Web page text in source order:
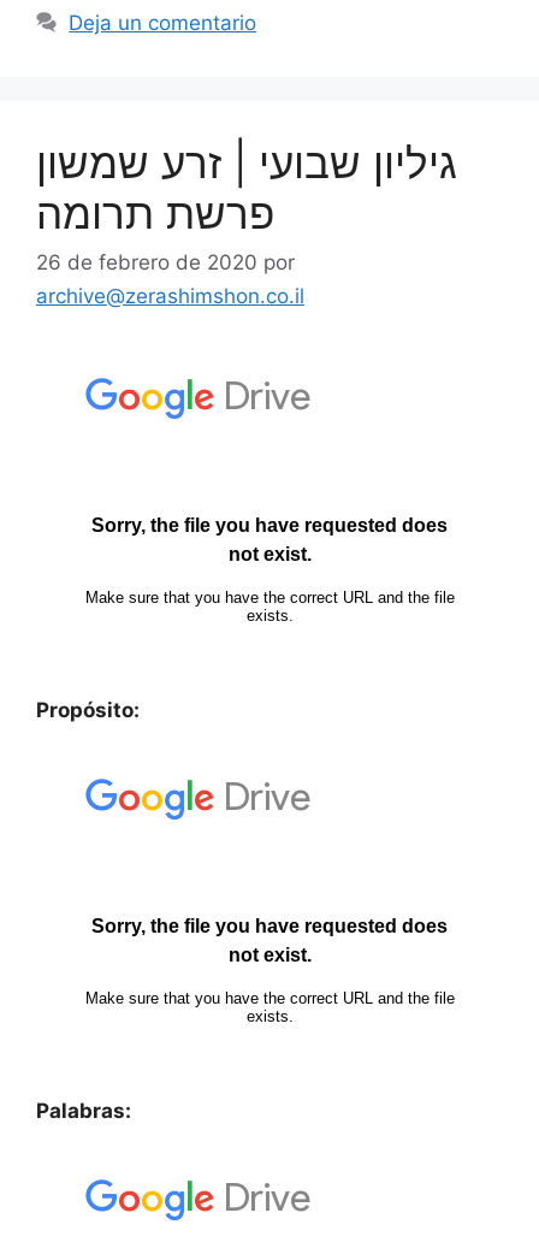
Deja un comentario
גיליון שבועי | זרע שמשון
פרשת תרומה
26 de febrero de 2020 por
archive@zerashimshon.co.il
Propósito:
Palabras: